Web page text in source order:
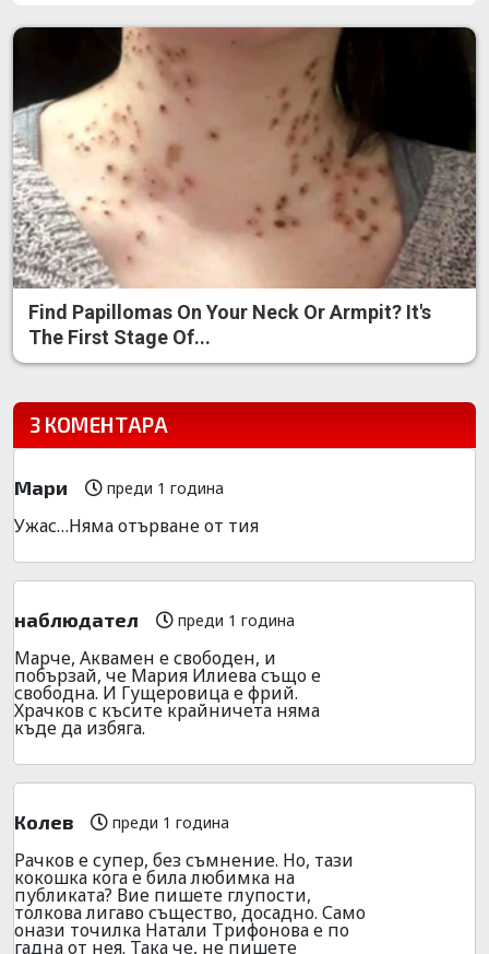
Find Papillomas On Your Neck Or Armpit? It's
The First Stage Of...
3 КОМЕНТАРА
Мари преди 1 година
Ужас…Няма отърване от тия
наблюдател преди 1 година
Марче, Аквамен е свободен, и
побързай, че Мария Илиева също е
свободна. И Гущеровица е фрий.
Храчков с късите крайничета няма
къде да избяга.
Колев преди 1 година
Рачков е супер, без съмнение. Но, тази
кокошка кога е била любимка на
публиката? Вие пишете глупости,
толкова лигаво същество, досадно. Само
онази точилка Натали Трифонова е по
гадна от нея. Така че, не пишете